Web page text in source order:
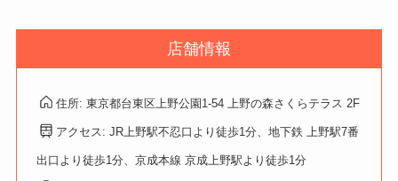
店舗情報
住所: 東京都台東区上野公園1-54 上野の森さくらテラス 2F
アクセス: JR上野駅不忍口より徒歩1分、地下鉄 上野駅7番
出口より徒歩1分、京成本線 京成上野駅より徒歩1分